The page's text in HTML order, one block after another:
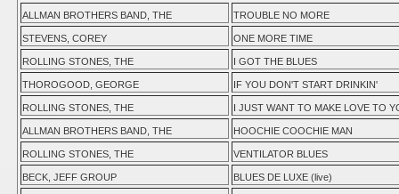
ALLMAN BROTHERS BAND, THE TROUBLE NO MORE
STEVENS, COREY ONE MORE TIME
ROLLING STONES, THE I GOT THE BLUES
THOROGOOD, GEORGE IF YOU DON'T START DRINKIN'
ROLLING STONES, THE I JUST WANT TO MAKE LOVE TO
ALLMAN BROTHERS BAND, THE HOOCHIE COOCHIE MAN
ROLLING STONES, THE VENTILATOR BLUES
BECK, JEFF GROUP BLUES DE LUXE (live)